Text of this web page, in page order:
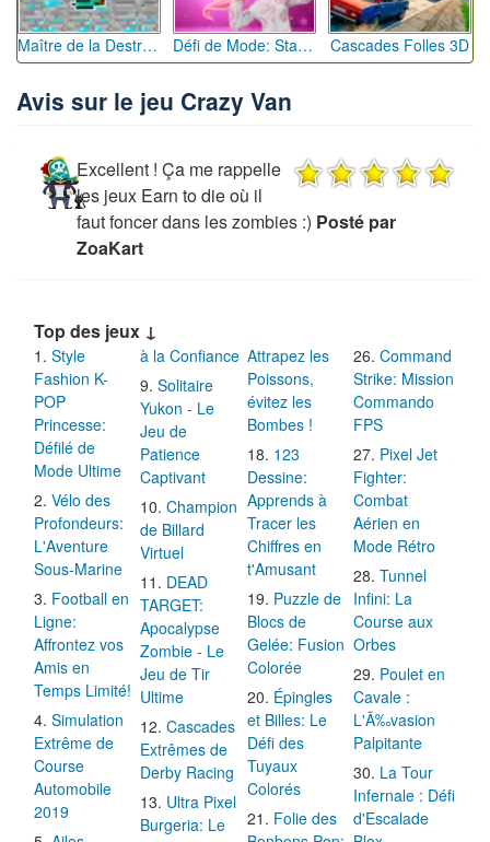
Maître de la Destruction: Fusion de Pioches Défi de Mode: Star du Podium Cascades Folles 3D
Avis sur le jeu Crazy Van
Excellent ! Ça me rappelle
les jeux Earn to die où il
faut foncer dans les zombies :) Posté par
ZoaKart
Top des jeux ↓
Style
Fashion K-
POP
Princesse:
Défilé de
Mode Ultime
Vélo des
Profondeurs:
L'Aventure
Sous-Marine
Football en
Ligne:
Affrontez vos
Amis en
Temps Limité!
Simulation
Extrême de
Course
Automobile
2019
à la Confiance
Solitaire
Yukon - Le
Jeu de
Patience
Captivant
Champion
de Billard
Virtuel
DEAD
TARGET:
Apocalypse
Zombie - Le
Jeu de Tir
Ultime
Cascades
Extrêmes de
Derby Racing
Ultra Pixel
Burgeria: Le
Attrapez les
Poissons,
évitez les
Bombes !
123
Dessine:
Apprends à
Tracer les
Chiffres en
t'Amusant
Puzzle de
Blocs de
Gelée: Fusion
Colorée
Épingles
et Billes: Le
Défi des
Tuyaux
Colorés
Folie des
Command
Strike: Mission
Commando
FPS
Pixel Jet
Fighter:
Combat
Aérien en
Mode Rétro
Tunnel
Infini: La
Course aux
Orbes
Poulet en
Cavale :
L'Ã‰vasion
Palpitante
La Tour
Infernale : Défi
d'Escalade